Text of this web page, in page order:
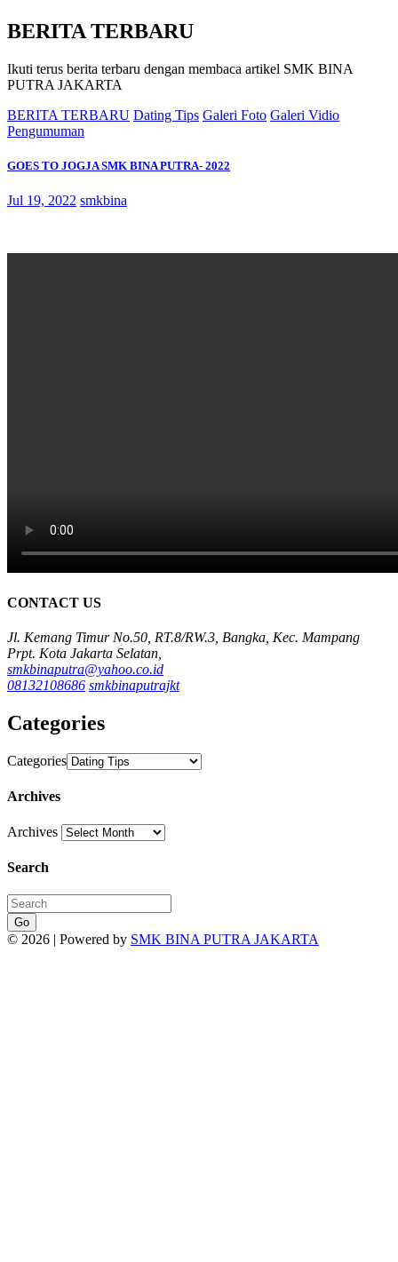
BERITA TERBARU
Ikuti terus berita terbaru dengan membaca artikel SMK BINA
PUTRA JAKARTA
BERITA TERBARU Dating Tips Galeri Foto Galeri Vidio
Pengumuman
GOES TO JOGJA SMK BINA PUTRA- 2022
Jul 19, 2022 smkbina
CONTACT US
Jl. Kemang Timur No.50, RT.8/RW.3, Bangka, Kec. Mampang
Prpt. Kota Jakarta Selatan,
smkbinaputra@yahoo.co.id
08132108686 smkbinaputrajkt
Categories
Categories
Archives
Archives
Search
Go
© 2026 | Powered by SMK BINA PUTRA JAKARTA